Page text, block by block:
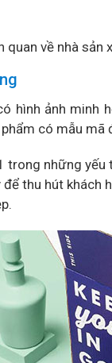
quan về nhà sản
hình ảnh minh
có mẫu mã
trong những
thu hút khách